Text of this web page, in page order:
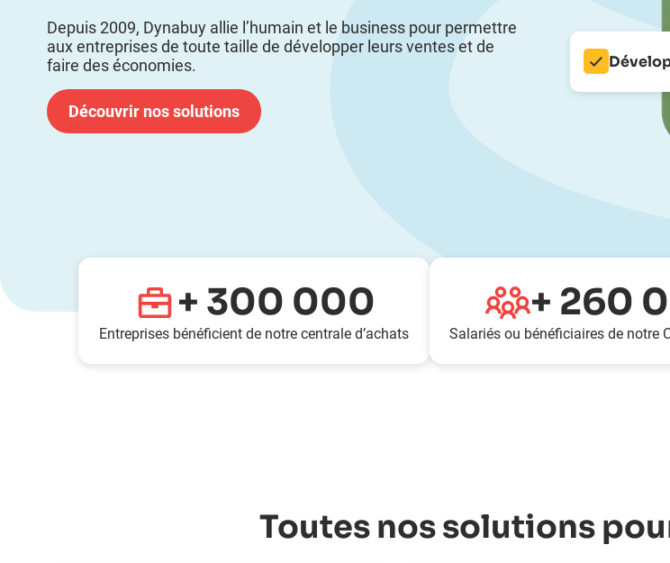
Clubs d’Affaires
Des clubs pour mieux se connaître et mieux se
recommander
Programmes de Fidélité
Offrez des avantages tarifaires pour fidéliser vos
pour renforcer votre entreprise.
Depuis 2009, Dynabuy allie l’humain et le business pour permettre
aux entreprises de toute taille de développer leurs ventes et de
faire des économies.
Découvrir nos solutions
+ 300 000
Entreprises bénéficient de notre centrale d’achats
+ 260
Salariés ou bénéficiaires de notre
Toutes nos solutions